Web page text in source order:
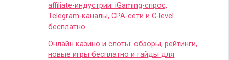
affiliate-индустрии: iGaming-спрос,
Telegram-каналы, CPA-сети и C-level
бесплатно
Онлайн казино и слоты: обзоры, рейтинги,
новые игры бесплатно и гайды для